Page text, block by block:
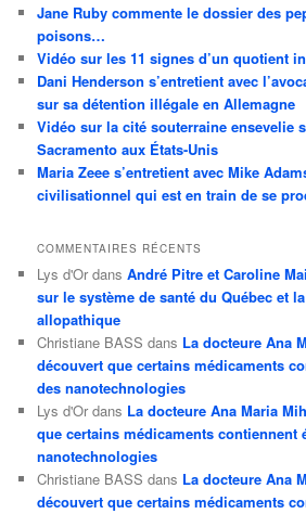
Jane Ruby commente le dossier des
poisons…
Vidéo sur les 11 signes d’un quotient
Dani Henderson s’entretient avec
sur sa détention illégale en Allemagne
Vidéo sur la cité souterraine ensevelie
Sacramento aux États-Unis
Maria Zeee s’entretient avec Mike
civilisationnel qui est en train de se
COMMENTAIRES RÉCENTS
Lys d'Or dansAndré Pitre et Caroline
sur le système de santé du Québec et
allopathique
Christiane BASS dans La docteure Ana
découvert que certains médicaments
des nanotechnologies
Lys d'Or dans La docteure Ana Maria
que certains médicaments contiennent
nanotechnologies
Christiane BASS dans La docteure Ana
découvert que certains médicaments